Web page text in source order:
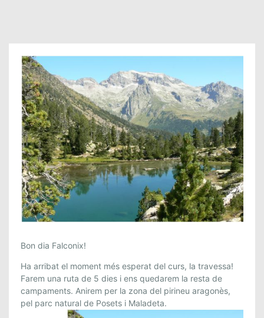
T
R
A
V
E
Bon dia Falconix!
Ha arribat el moment més esperat del curs, la travessa!
Farem una ruta de 5 dies i ens quedarem la resta de
campaments. Anirem per la zona del pirineu aragonès,
pel parc natural de Posets i Maladeta.